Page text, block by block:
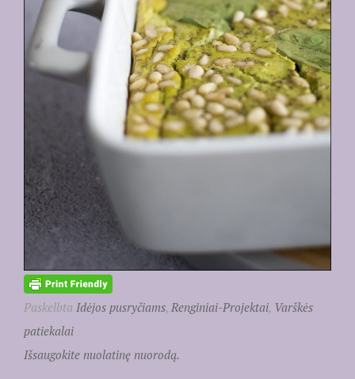
Paskelbta Idėjos pusryčiams, Renginiai-Projektai, Varškės
patiekalai
Išsaugokite nuolatinę nuorodą.